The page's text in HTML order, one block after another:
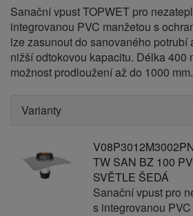
Sanační vpust TOPWET pro
integrovanou PVC manžetou s
lze zasunout do sanovaného potrubí
nižší odtokovou kapacitu. Délka 400
možnost prodloužení až do 1000 mm.
Varianty
TW SAN BZ 100
SVĚTLE ŠEDÁ
Sanační vpust pro
s integrovanou